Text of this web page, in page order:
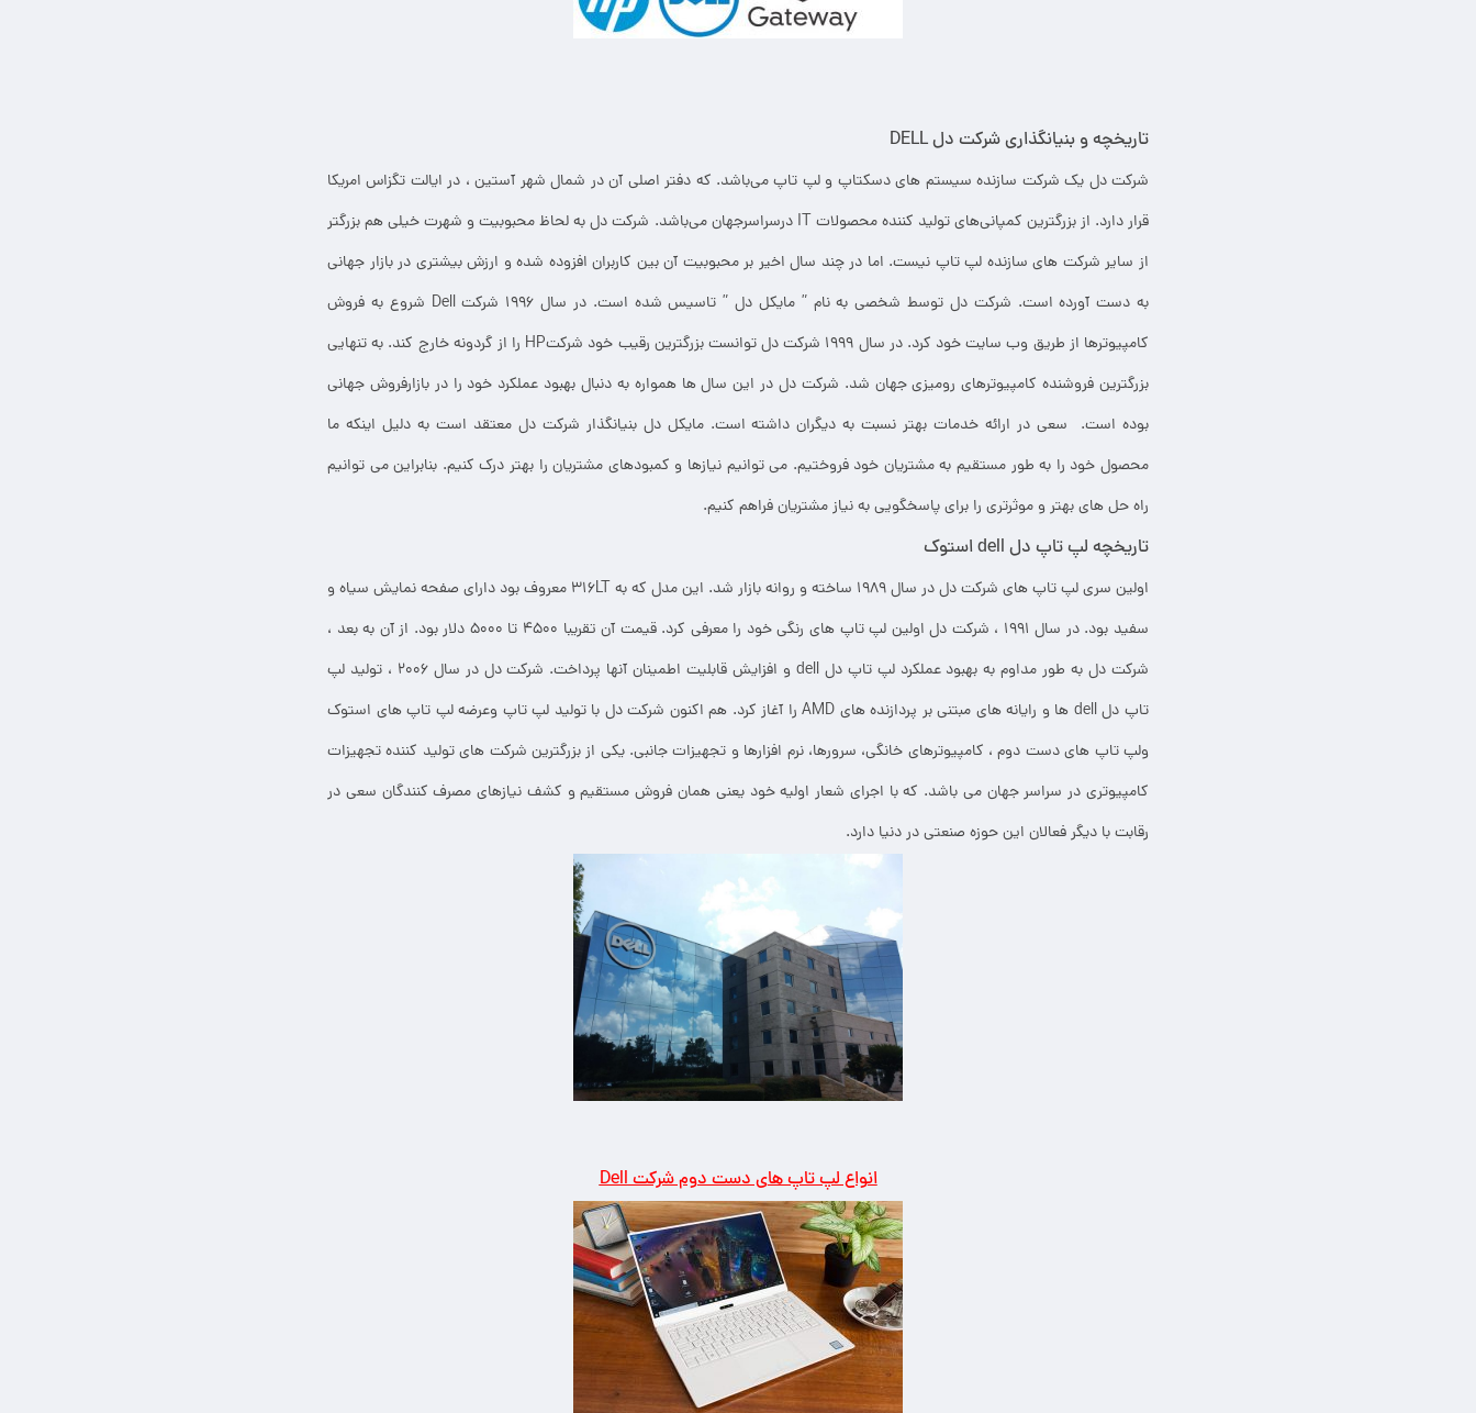
تاریخچه و بنیانگذاری شرکت دل DELL
شرکت دل یک شرکت سازنده سیستم های دسکتاپ و لپ تاپ می‌باشد. که دفتر اصلی آن در شمال شهر آستین ، در ایالت تگزاس امریکا
قرار دارد. از بزرگترین کمپانی‌های تولید کننده محصولات IT درسراسرجهان می‌باشد. شرکت دل به لحاظ محبوبیت و شهرت خیلی هم بزرگتر
از سایر شرکت های سازنده لپ تاپ نیست. اما در چند سال اخیر بر محبوبیت آن بین کاربران افزوده شده و ارزش بیشتری در بازار جهانی
به دست آورده است. شرکت دل توسط شخصی به نام ” مایکل دل ” تاسیس شده است. در سال ۱۹۹۶ شرکت Dell شروع به فروش
کامپیوترها از طریق وب سایت خود کرد. در سال ۱۹۹۹ شرکت دل توانست بزرگترین رقیب خود شرکتHP را از گردونه خارج کند. به تنهایی
بزرگترین فروشنده کامپیوترهای رومیزی جهان شد. شرکت دل در این سال ها همواره به دنبال بهبود عملکرد خود را در بازارفروش جهانی
بوده است. سعی در ارائه خدمات بهتر نسبت به دیگران داشته است. مایکل دل بنیانگذار شرکت دل معتقد است به دلیل اینکه ما
محصول خود را به طور مستقیم به مشتریان خود فروختیم. می توانیم نیازها و کمبودهای مشتریان را بهتر درک کنیم. بنابراین می توانیم
راه حل های بهتر و موثرتری را برای پاسخگویی به نیاز مشتریان فراهم کنیم.
تاریخچه لپ تاپ دل dell استوک
اولین سری لپ تاپ های شرکت دل در سال ۱۹۸۹ ساخته و روانه بازار شد. این مدل که به ۳۱۶LT معروف بود دارای صفحه نمایش سیاه و
سفید بود. در سال ۱۹۹۱ ، شرکت دل اولین لپ تاپ های رنگی خود را معرفی کرد. قیمت آن تقریبا ۴۵۰۰ تا ۵۰۰۰ دلار بود. از آن به بعد ،
شرکت دل به طور مداوم به بهبود عملکرد لپ تاپ دل dell و افزایش قابلیت اطمینان آنها پرداخت. شرکت دل در سال ۲۰۰۶ ، تولید لپ
تاپ دل dell ها و رایانه های مبتنی بر پردازنده های AMD را آغاز کرد. هم اکنون شرکت دل با تولید لپ تاپ وعرضه لپ تاپ های استوک
ولپ تاپ های دست دوم ، کامپیوترهای خانگی، سرورها، نرم افزارها و تجهیزات جانبی. یکی از بزرگترین شرکت های تولید کننده تجهیزات
کامپیوتری در سراسر جهان می باشد. که با اجرای شعار اولیه خود یعنی همان فروش مستقیم و کشف نیازهای مصرف کنندگان سعی در
رقابت با دیگر فعالان این حوزه صنعتی در دنیا دارد.
انواع لپ تاپ های دست دوم شرکت Dell